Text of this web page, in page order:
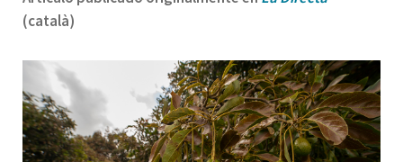
(català)